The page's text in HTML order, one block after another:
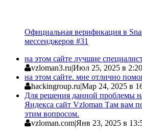
Официальная верификация в
мессенджеров #31
на этом сайте лучшие
vzloman3.ru|Июл 25, 2025 в 2:20
на этом сайте. мне отлично
hackingroup.ru|Мар 24, 2025 в
Для решения данной проблемы
Яндекса сайт Vzloman Там вам
этим вопросом.
vzloman.com|Янв 23, 2025 в